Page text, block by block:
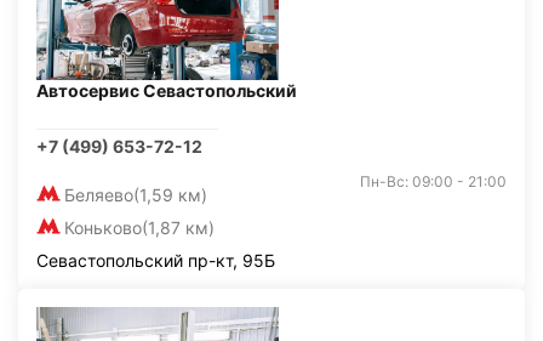
Автосервис Севастопольский
+7 (499) 653-72-12
Беляево(1,59 км)
Коньково(1,87 км)
Пн-Вс: 09:00 - 21:00
Севастопольский пр-кт, 95Б